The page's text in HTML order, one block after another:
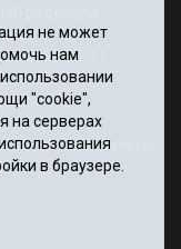
редакции:
73, 69-56-47
сайт обязательна.
не может
нам
"cookie",
на серверах
в браузере.